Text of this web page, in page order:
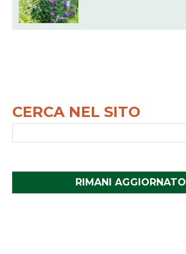
CERCA NEL SITO
RIMANI AGGIORNATO